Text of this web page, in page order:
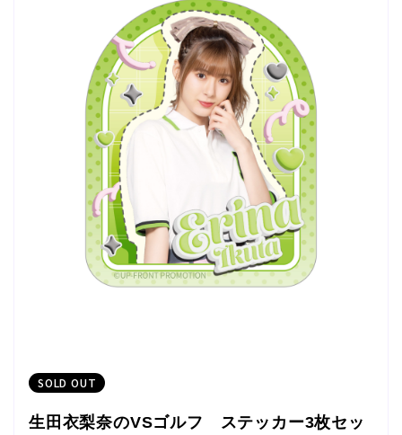
SOLD OUT
生田衣梨奈のVSゴルフ ステッカー3枚セッ